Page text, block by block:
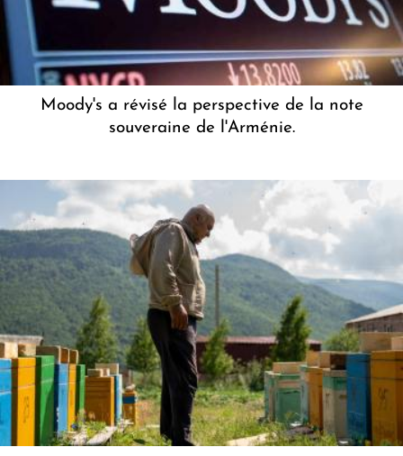
Moody's a révisé la perspective de la note
souveraine de l'Arménie.